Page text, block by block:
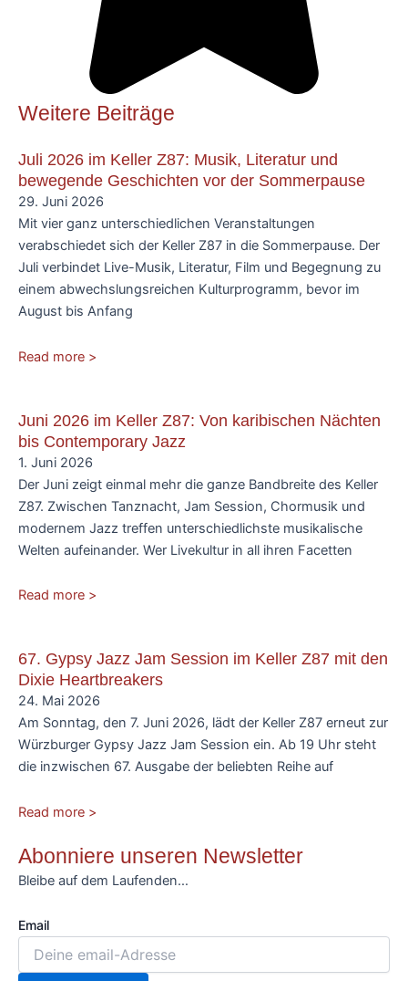
Weitere Beiträge
Juli 2026 im Keller Z87: Musik, Literatur und
bewegende Geschichten vor der Sommerpause
29. Juni 2026
Mit vier ganz unterschiedlichen Veranstaltungen
verabschiedet sich der Keller Z87 in die Sommerpause. Der
Juli verbindet Live-Musik, Literatur, Film und Begegnung zu
einem abwechslungsreichen Kulturprogramm, bevor im
August bis Anfang
Read more >
Juni 2026 im Keller Z87: Von karibischen Nächten
bis Contemporary Jazz
1. Juni 2026
Der Juni zeigt einmal mehr die ganze Bandbreite des Keller
Z87. Zwischen Tanznacht, Jam Session, Chormusik und
modernem Jazz treffen unterschiedlichste musikalische
Welten aufeinander. Wer Livekultur in all ihren Facetten
Read more >
67. Gypsy Jazz Jam Session im Keller Z87 mit den
Dixie Heartbreakers
24. Mai 2026
Am Sonntag, den 7. Juni 2026, lädt der Keller Z87 erneut zur
Würzburger Gypsy Jazz Jam Session ein. Ab 19 Uhr steht
die inzwischen 67. Ausgabe der beliebten Reihe auf
Read more >
Abonniere unseren Newsletter
Bleibe auf dem Laufenden…
Email